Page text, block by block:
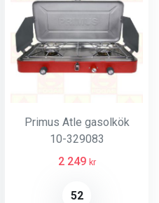
Primus Atle gasolkök
10-329083
2 249 kr
52